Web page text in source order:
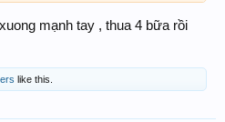
mạnh tay , thua 4 bữa rồi
like this.